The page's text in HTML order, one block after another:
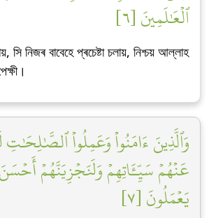
ٱلۡعَٰلَمِينَ [٦]
সি নিজৰ বাবেহে প্ৰচেষ্টা চলায়, নিশ্চয় আল্লাহ
وَٱلَّذِينَ ءَامَنُواْ وَعَمِلُواْ
عَنۡهُمۡ سَيِّـَٔاتِهِمۡ وَلَنَجۡزِيَنَّهُمۡ أَحۡسَنَ
يَعۡمَلُونَ [٧]